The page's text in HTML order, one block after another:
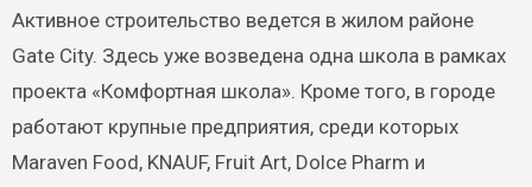
Активное строительство ведется в жилом районе
Gate City. Здесь уже возведена одна школа в рамках
проекта «Комфортная школа». Кроме того, в городе
работают крупные предприятия, среди которых
Maraven Food, KNAUF, Fruit Art, Dolce Pharm и